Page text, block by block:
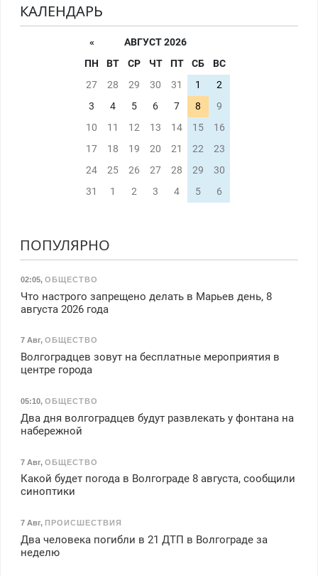
КАЛЕНДАРЬ
«
АВГУСТ 2026
ПН
ВТ СР ЧТ ПТ СБ
ВС
27
28 29 30 31 1
2
3
4 5 6 7 8
9
10
11 12 13 14 15
16
17
18 19 20 21 22
23
24
25 26 27 28 29
30
31
1 2 3 4 5 6
ПОПУЛЯРНО
02:05, ОБЩЕСТВО
Что настрого запрещено делать в Марьев день, 8
августа 2026 года
7 Авг, ОБЩЕСТВО
Волгоградцев зовут на бесплатные мероприятия в
центре города
05:10, ОБЩЕСТВО
Два дня волгоградцев будут развлекать у фонтана на
набережной
7 Авг, ОБЩЕСТВО
Какой будет погода в Волгограде 8 августа, сообщили
синоптики
7 Авг, ПРОИСШЕСТВИЯ
Два человека погибли в 21 ДТП в Волгограде за
неделю